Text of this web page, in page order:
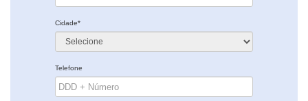
Cidade*
Telefone